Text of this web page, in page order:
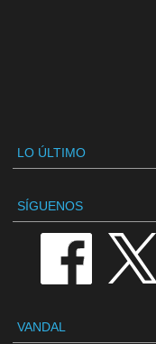
LO ÚLTIMO
SÍGUENOS
VANDAL